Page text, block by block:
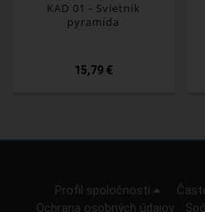
KAD 01 - Svietnik
pyramída
15,79 €
Profil spoločnosti
Ochrana osobných údajov